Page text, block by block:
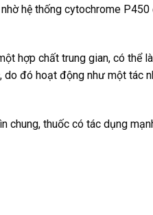
hệ thống cytochrome
hợp chất trung gian, có thể
đó hoạt động như một tác
thuốc có tác dụng